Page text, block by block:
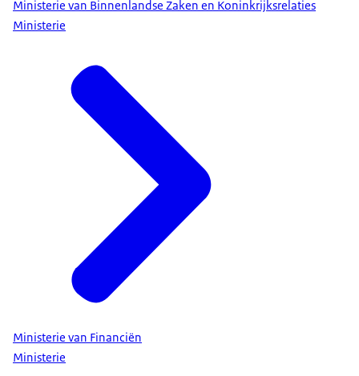
Ministerie van Binnenlandse Zaken en Koninkrijksrelaties
Ministerie
Ministerie van Financiën
Ministerie